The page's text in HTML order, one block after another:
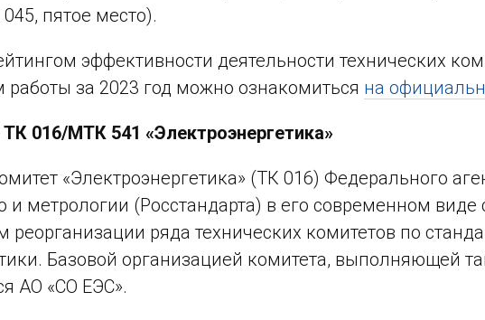
пятое место).
эффективности деятельности технических
работы за 2023 год можно ознакомиться на
016/МТК 541 «Электроэнергетика»
«Электроэнергетика» (ТК 016) Федерального
и метрологии (Росстандарта) в его современном
реорганизации ряда технических комитетов по
Базовой организацией комитета, выполняющей
АО «СО ЕЭС».